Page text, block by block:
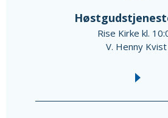
Rise Kirke kl.
V. Henny Kvist